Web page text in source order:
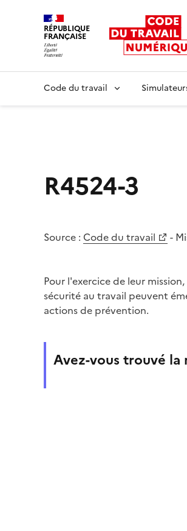
RÉPUBLIQUE
FRANÇAISE
Code du travail
R4524-3
Source : Code du travail -
Pour l'exercice de leur
sécurité au travail peuvent
actions de prévention.
Avez-vous trouvé